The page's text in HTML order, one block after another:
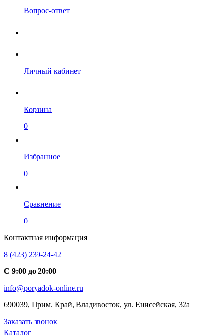
Вопрос-ответ
Личный кабинет
Корзина
0
Избранное
0
Сравнение
0
Контактная информация
8 (423) 239-24-42
С 9:00 до 20:00
info@poryadok-online.ru
690039, Прим. Край, Владивосток, ул. Енисейская, 32а
Заказать звонок
Каталог